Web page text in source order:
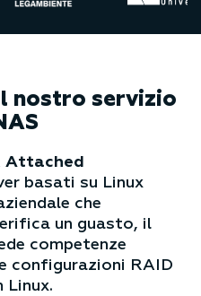
nostro servizio
Attached
basati su Linux
che
un guasto, il
competenze
configurazioni RAID
Linux.